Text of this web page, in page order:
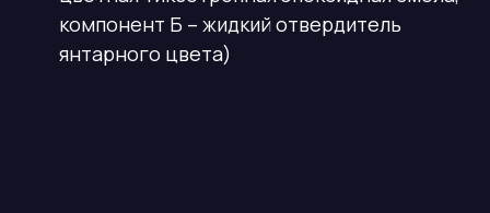
компонент Б – жидкий отвердитель
янтарного цвета)